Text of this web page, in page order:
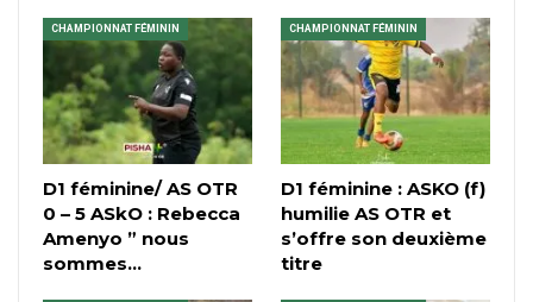
CHAMPIONNAT FÉMININ
D1 féminine/ AS OTR
0 – 5 ASkO : Rebecca
Amenyo ” nous
sommes…
CHAMPIONNAT FÉMININ
D1 féminine : ASKO (f)
humilie AS OTR et
s’offre son deuxième
titre